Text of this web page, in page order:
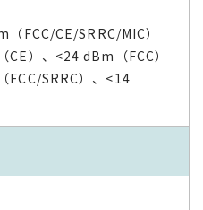
FCC/CE/SRRC/MIC）
）、<24 dBm（FCC）
FCC/SRRC）、<14